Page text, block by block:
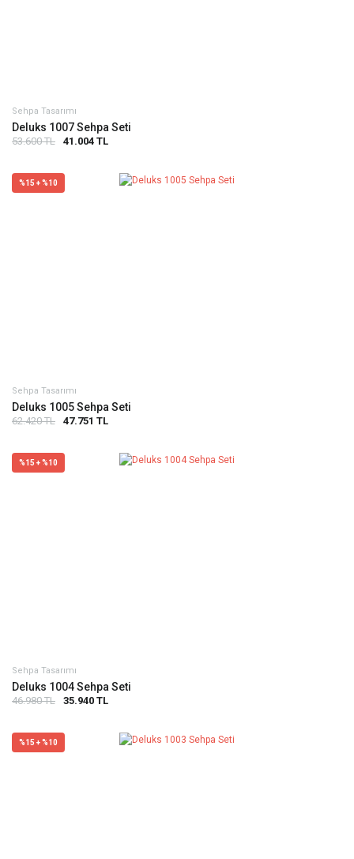
Sehpa Tasarımı
Deluks 1007 Sehpa Seti
53.600 TL 41.004 TL
%15 + %10
Sehpa Tasarımı
Deluks 1005 Sehpa Seti
62.420 TL 47.751 TL
%15 + %10
Sehpa Tasarımı
Deluks 1004 Sehpa Seti
46.980 TL 35.940 TL
%15 + %10